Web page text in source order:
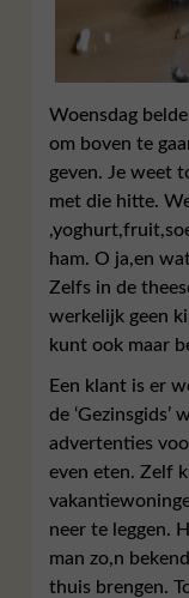
Woensdag
om boven te
geven. Je weet
met die hitte.
ham. O ja,en
Zelfs in de
werkelijk geen
kunt ook maar
Een klant is er
de
advertenties
even eten. Zelf
neer te leggen.
man zo,n
thuis brengen.